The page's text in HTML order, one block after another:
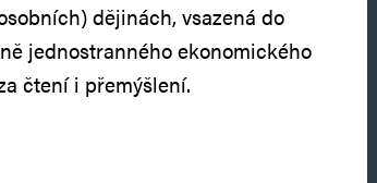
dějinách, vsazená do
jednostranného ekonomického
čtení i přemýšlení.